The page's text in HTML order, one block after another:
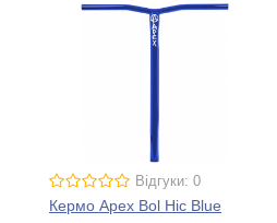
Відгуки: 0
Кермо Apex Bol Hic Blue